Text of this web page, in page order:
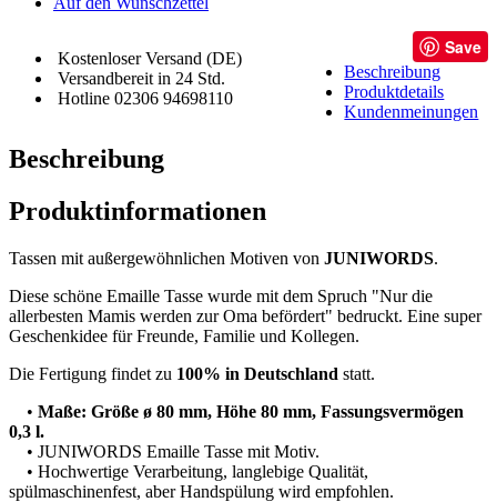
Kostenloser Versand (DE)
Versandbereit in 24 Std.
Hotline 02306 94698110
Save
Beschreibung
Produktdetails
Kundenmeinungen
Beschreibung
Produktinformationen
Tassen mit außergewöhnlichen Motiven von JUNIWORDS.
Diese schöne Emaille Tasse wurde mit dem Spruch "Nur die
allerbesten Mamis werden zur Oma befördert" bedruckt. Eine super
Geschenkidee für Freunde, Familie und Kollegen.
Die Fertigung findet zu 100% in Deutschland statt.
• Maße: Größe ø 80 mm, Höhe 80 mm, Fassungsvermögen
0,3 l.
• JUNIWORDS Emaille Tasse mit Motiv.
• Hochwertige Verarbeitung, langlebige Qualität,
spülmaschinenfest, aber Handspülung wird empfohlen.